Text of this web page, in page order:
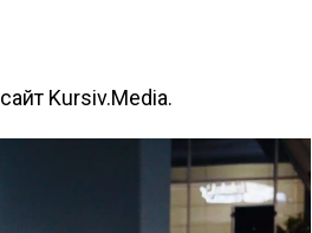
Kursiv.Media.